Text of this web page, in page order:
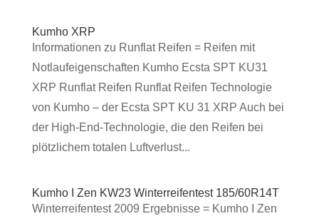
Kumho XRP
Informationen zu Runflat Reifen = Reifen mit
Notlaufeigenschaften Kumho Ecsta SPT KU31
XRP Runflat Reifen Runflat Reifen Technologie
von Kumho – der Ecsta SPT KU 31 XRP Auch bei
der High-End-Technologie, die den Reifen bei
plötzlichem totalen Luftverlust...
Kumho I Zen KW23 Winterreifentest 185/60R14T
Winterreifentest 2009 Ergebnisse = Kumho I Zen